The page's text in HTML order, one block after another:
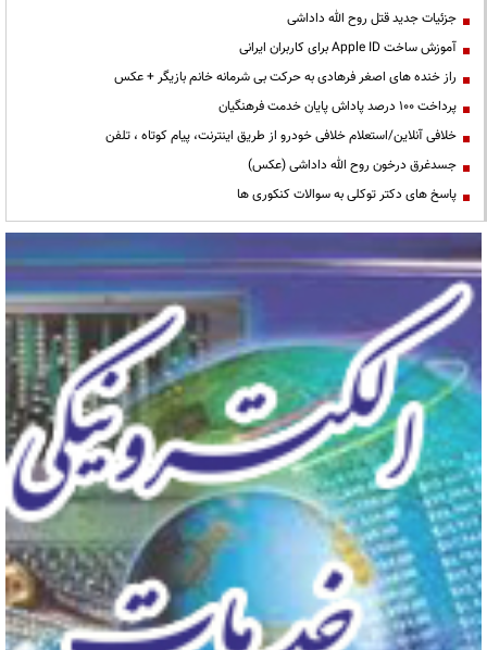
جزئیات جدید قتل روح الله داداشی
آموزش ساخت Apple ID برای کاربران ایرانی
راز خنده های اصغر فرهادی به حرکت بی شرمانه خانم بازیگر + عکس
پرداخت ۱۰۰ درصد پاداش پایان خدمت فرهنگیان
خلافی آنلاین/استعلام خلافی خودرو از طریق اینترنت، پیام کوتاه ، تلفن
جسدغرق درخون روح الله داداشی (عکس)
پاسخ های دکتر توکلی به سوالات کنکوری ها